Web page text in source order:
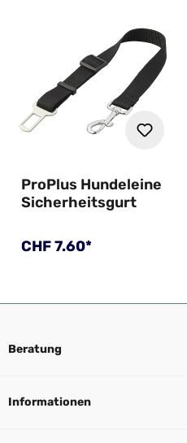
ProPlus Hundeleine
Sicherheitsgurt
Regulärer Preis:
CHF 7.60*
Beratung
Informationen